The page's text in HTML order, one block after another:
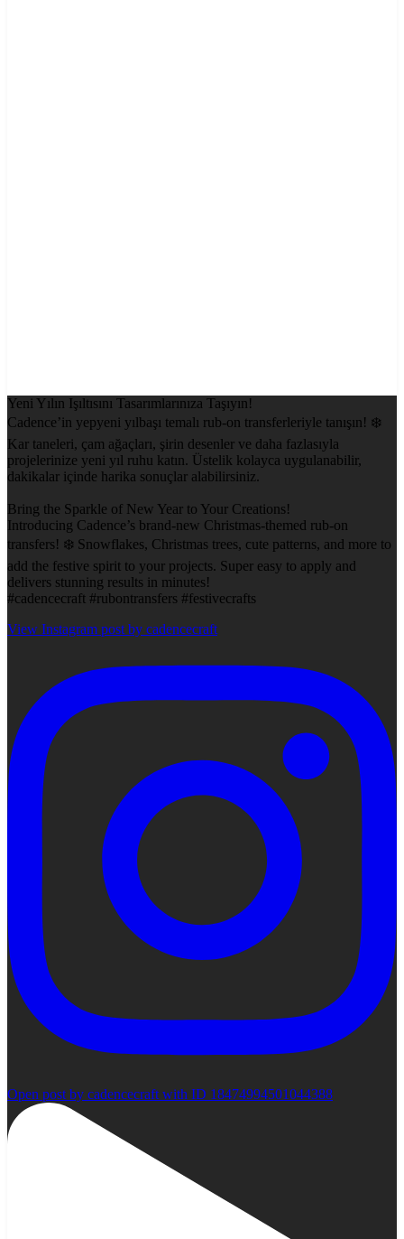
Yeni Yılın Işıltısını Tasarımlarınıza Taşıyın!
Cadence’in yepyeni yılbaşı temalı rub-on transferleriyle tanışın! ❄️
Kar taneleri, çam ağaçları, şirin desenler ve daha fazlasıyla
projelerinize yeni yıl ruhu katın. Üstelik kolayca uygulanabilir,
dakikalar içinde harika sonuçlar alabilirsiniz.
Bring the Sparkle of New Year to Your Creations!
Introducing Cadence’s brand-new Christmas-themed rub-on
transfers! ❄️ Snowflakes, Christmas trees, cute patterns, and more to
add the festive spirit to your projects. Super easy to apply and
delivers stunning results in minutes!
#cadencecraft #rubontransfers #festivecrafts
View Instagram post by cadencecraft
Open post by cadencecraft with ID 18474994501044388